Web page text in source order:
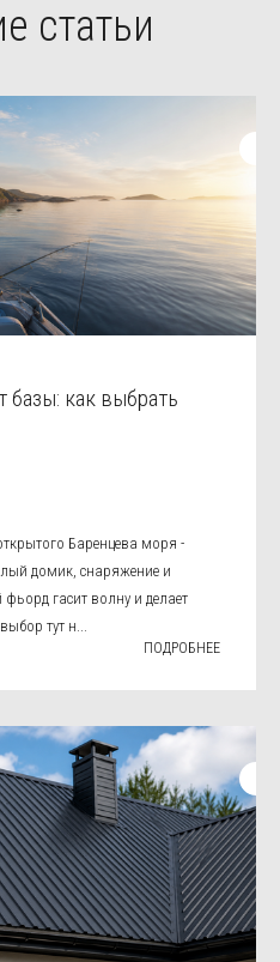
статьи
базы: как выбрать
Баренцева моря -
домик, снаряжение и
гасит волну и делает
тут н...
ПОДРОБНЕЕ